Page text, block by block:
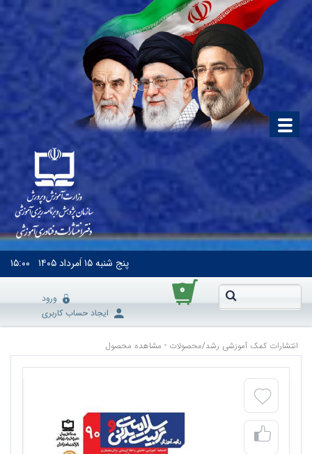
پنج شنبه۱۵ اَمرداد ۱۴۰۵ ۱۵:۰۰
۰
ورود
ایجاد حساب کاربری
انتشارات کمک آموزشی رشد/محصولات - مشاهده محصول